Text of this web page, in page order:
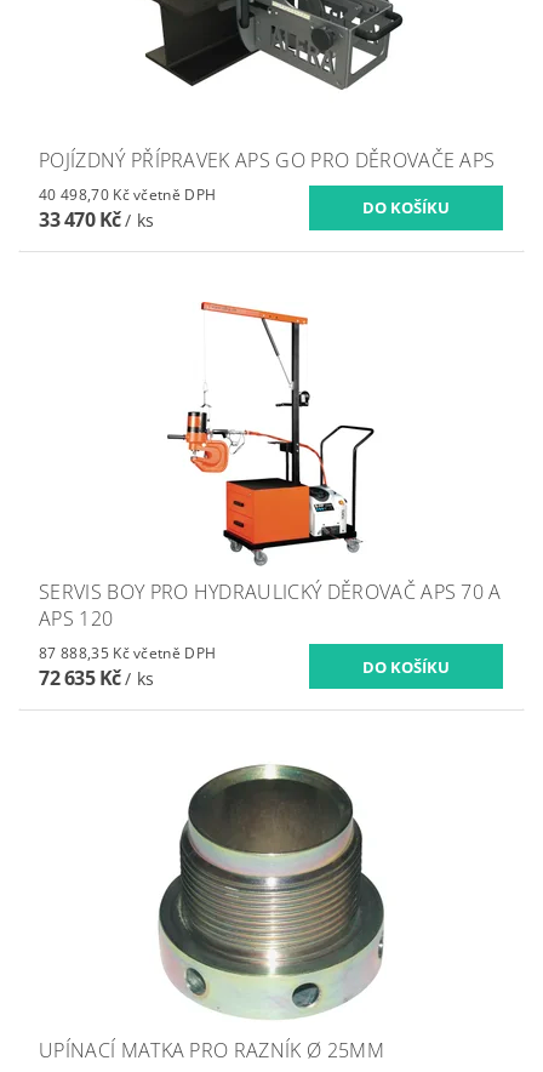
POJÍZDNÝ PŘÍPRAVEK APS GO PRO DĚROVAČE APS
40 498,70 Kč včetně DPH
33 470 Kč/ ks
SERVIS BOY PRO HYDRAULICKÝ DĚROVAČ APS 70 A
APS 120
87 888,35 Kč včetně DPH
72 635 Kč/ ks
UPÍNACÍ MATKA PRO RAZNÍK Ø 25MM